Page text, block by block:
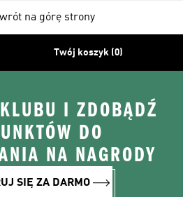
na górę strony
Twój koszyk (0)
I ZDOBĄDŹ
DO
NA NAGRODY
SIĘ ZA DARMO